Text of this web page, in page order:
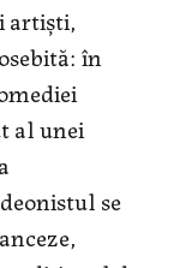
artişti,
în
al unei
se